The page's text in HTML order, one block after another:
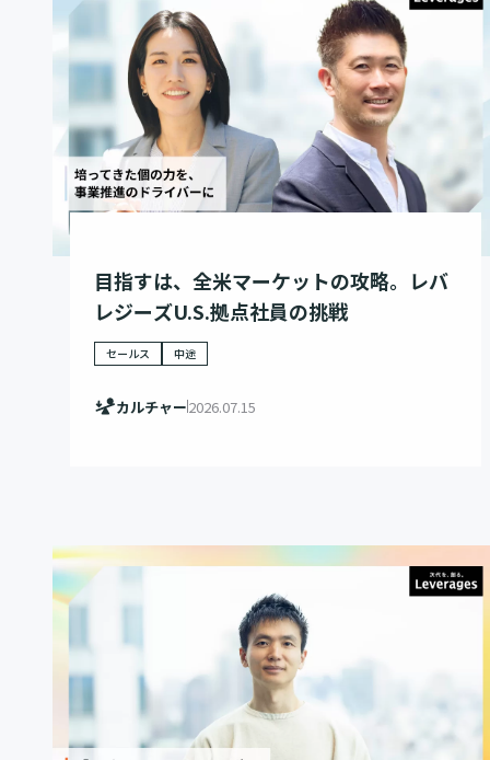
目指すは、全米マーケットの攻略。レバ
レジーズU.S.拠点社員の挑戦
セールス 中途
カルチャー2026.07.15